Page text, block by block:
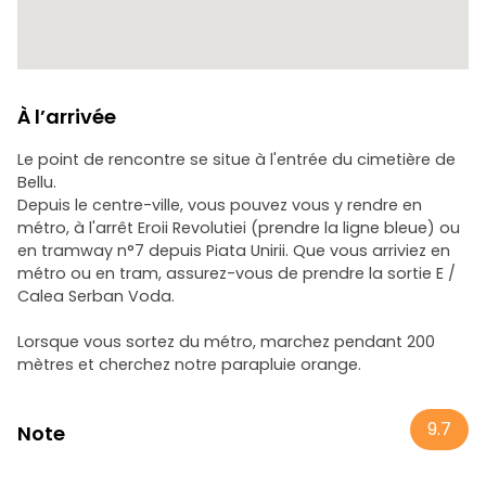
À l’arrivée
Le point de rencontre se situe à l'entrée du cimetière de
Bellu.
Depuis le centre-ville, vous pouvez vous y rendre en
métro, à l'arrêt Eroii Revolutiei (prendre la ligne bleue) ou
en tramway n°7 depuis Piata Unirii. Que vous arriviez en
métro ou en tram, assurez-vous de prendre la sortie E /
Calea Serban Voda.
Lorsque vous sortez du métro, marchez pendant 200
mètres et cherchez notre parapluie orange.
Note 9.7